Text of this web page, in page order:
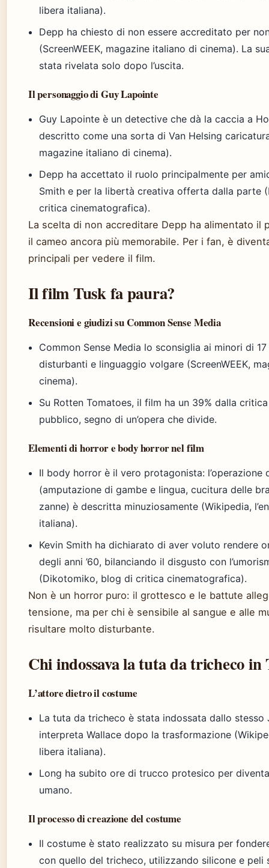
libera italiana).
Depp ha chiesto di non essere accreditato per
(ScreenWEEK, magazine italiano di cinema). La
stata rivelata solo dopo l’uscita.
Il personaggio di Guy Lapointe
Guy Lapointe è un detective che dà la caccia a
descritto come una sorta di Van Helsing
magazine italiano di cinema).
Depp ha accettato il ruolo principalmente per
Smith e per la libertà creativa offerta dalla parte
critica cinematografica).
La scelta di non accreditare Depp ha alimentato il
il cameo ancora più memorabile. Per i fan, è
principali per vedere il film.
Il film Tusk fa paura?
Recensioni e giudizi su Common Sense Media
Common Sense Media lo sconsiglia ai minori di
disturbanti e linguaggio volgare (ScreenWEEK,
cinema).
Su Rotten Tomatoes, il film ha un 39% dalla
pubblico, segno di un’opera che divide.
Elementi di horror e body horror nel film
Il body horror è il vero protagonista: l’operazione
(amputazione di gambe e lingua, cucitura delle
zanne) è descritta minuziosamente (Wikipedia,
italiana).
Kevin Smith ha dichiarato di aver voluto rendere
degli anni ’60, bilanciando il disgusto con
(Dikotomiko, blog di critica cinematografica).
Non è un horror puro: il grottesco e le battute
tensione, ma per chi è sensibile al sangue e alle
risultare molto disturbante.
Chi indossava la tuta da tricheco in
L’attore dietro il costume
La tuta da tricheco è stata indossata dallo stesso
interpreta Wallace dopo la trasformazione
libera italiana).
Long ha subito ore di trucco protesico per
umano.
Il processo di creazione del costume
Il costume è stato realizzato su misura per
con quello del tricheco, utilizzando silicone e peli